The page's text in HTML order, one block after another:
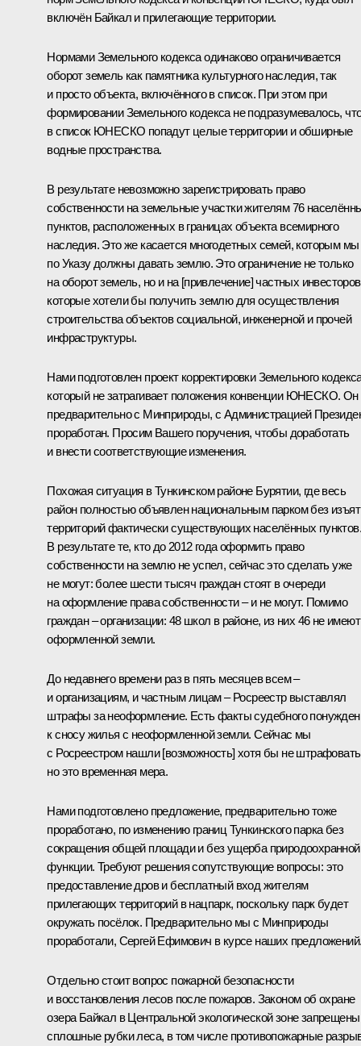
включён Байкал и прилегающие территории.
Нормами Земельного кодекса одинаково ограничивается
оборот земель как памятника культурного наследия, так
и просто объекта, включённого в список. При этом при
формировании Земельного кодекса не подразумевалось,
в список ЮНЕСКО попадут целые территории и обширные
водные пространства.
В результате невозможно зарегистрировать право
собственности на земельные участки жителям 76
пунктов, расположенных в границах объекта всемирного
наследия. Это же касается многодетных семей, которым мы
по Указу должны давать землю. Это ограничение не только
на оборот земель, но и на [привлечение] частных
которые хотели бы получить землю для осуществления
строительства объектов социальной, инженерной и прочей
инфраструктуры.
Нами подготовлен проект корректировки Земельного
который не затрагивает положения конвенции ЮНЕСКО. Он
предварительно с Минприроды, с Администрацией
проработан. Просим Вашего поручения, чтобы доработать
и внести соответствующие изменения.
Похожая ситуация в Тункинском районе Бурятии, где весь
район полностью объявлен национальным парком без
территорий фактически существующих населённых пунктов.
В результате те, кто до 2012 года оформить право
собственности на землю не успел, сейчас это сделать уже
не могут: более шести тысяч граждан стоят в очереди
на оформление права собственности – и не могут. Помимо
граждан – организации: 48 школ в районе, из них 46 не имеют
оформленной земли.
До недавнего времени раз в пять месяцев всем –
и организациям, и частным лицам – Росреестр выставлял
штрафы за неоформление. Есть факты судебного
к сносу жилья с неоформленной земли. Сейчас мы
с Росреестром нашли [возможность] хотя бы не
но это временная мера.
Нами подготовлено предложение, предварительно тоже
проработано, по изменению границ Тункинского парка без
сокращения общей площади и без ущерба природоохранной
функции. Требуют решения сопутствующие вопросы: это
предоставление дров и бесплатный вход жителям
прилегающих территорий в нацпарк, поскольку парк будет
окружать посёлок. Предварительно мы с Минприроды
проработали, Сергей Ефимович в курсе наших
Отдельно стоит вопрос пожарной безопасности
и восстановления лесов после пожаров. Законом об охране
озера Байкал в Центральной экологической зоне запрещены
сплошные рубки леса, в том числе противопожарные